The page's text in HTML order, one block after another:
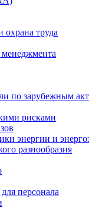
труда
менеджмента
по зарубежным
рисками
энергии и
разнообразия
персонала